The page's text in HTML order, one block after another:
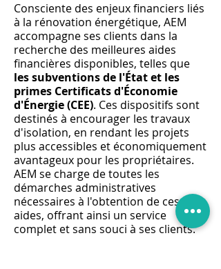
Consciente des enjeux financiers liés
à la rénovation énergétique, AEM
accompagne ses clients dans la
recherche des meilleures aides
financières disponibles, telles que
les subventions de l'État et les
primes Certificats d'Économie
d'Énergie (CEE). Ces dispositifs sont
destinés à encourager les travaux
d'isolation, en rendant les projets
plus accessibles et économiquement
avantageux pour les propriétaires.
AEM se charge de toutes les
démarches administratives
nécessaires à l'obtention de ces
aides, offrant ainsi un service
complet et sans souci à ses clients.